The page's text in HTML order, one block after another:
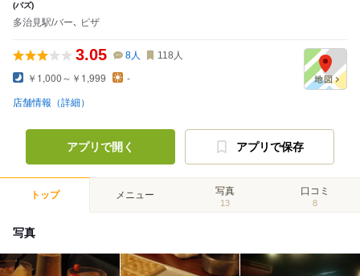
(バズ)
多治見駅/バー､ ピザ
3.05 8人 118 人
￥1,000～￥1,999 -
店舗情報（詳細）
アプリで開く アプリで保存
トップ メニュー 写真
13
口コミ
8
写真